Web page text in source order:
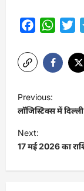
Facebook
P
o
s
t
Previous:
लॉजिस्टिक्स में
Next:
17 मई 2026 का